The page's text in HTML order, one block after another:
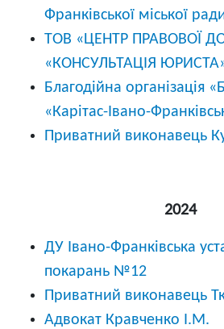
Франківської міської
ТОВ «ЦЕНТР ПРАВОВОЇ
«КОНСУЛЬТАЦІЯ
Благодійна організація
«Карітас-Івано-
Приватний виконавець
2024
ДУ Івано-Франківська
покарань №12
Приватний виконавець
Адвокат Кравченко І.М.